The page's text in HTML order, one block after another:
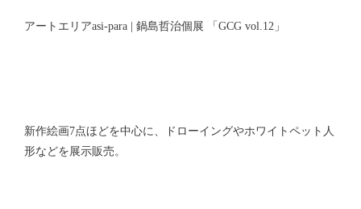
アートエリアasi-para | 鍋島哲治個展 「GCG vol.12」
新作絵画7点ほどを中心に、ドローイングやホワイトペット人
形などを展示販売。